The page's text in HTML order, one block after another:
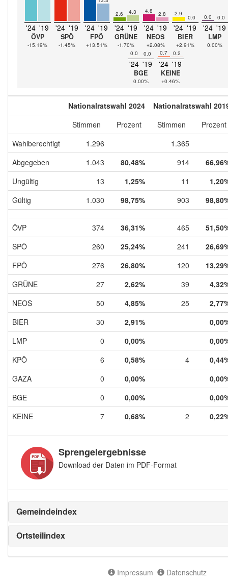
'24 '19
ÖVP
-15.19%
'24 '19
SPÖ
-1.45%
'24 '19
FPÖ
+13.51%
2.6 4.3
'24 '19
GRÜNE
-1.70%
4.8 2.8
'24 '19
NEOS
+2.08%
2.9
0.0
'24 '19
BIER
+2.91%
0.0 0.0
'24 '19
LMP
0.00%
0.0
0.0
'24 '19
BGE
0.00%
0.7 0.2
'24 '19
KEINE
+0.46%
Nationalratswahl 2024
Nationalratswahl
Stimmen
Prozent Stimmen
Prozent
Wahlberechtigt
1.296
1.365
Abgegeben
1.043 80,48% 914
Ungültig
13 1,25% 11
Gültig
1.030 98,75% 903
ÖVP 374 36,31% 465
SPÖ
260 25,24% 241
FPÖ
276 26,80% 120
GRÜNE
27 2,62% 39
NEOS
50 4,85% 25
BIER
30 2,91%
LMP
0 0,00%
KPÖ
6 0,58% 4
GAZA
0 0,00%
BGE
0 0,00%
KEINE
7 0,68% 2
Sprengelergebnisse
Download der Daten im PDF-Format
Gemeindeindex
Ortsteilindex
Impressum Datenschutz